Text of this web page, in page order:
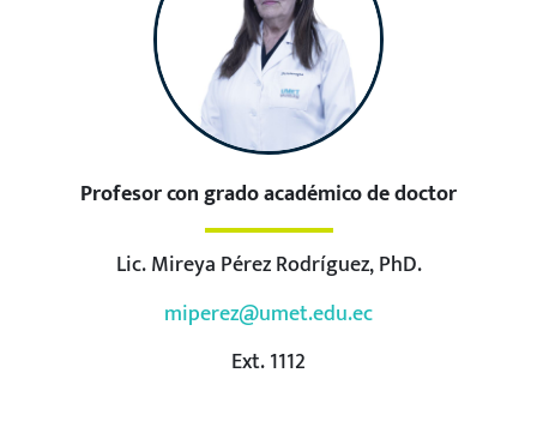
Profesor con grado académico de doctor
Lic. Mireya Pérez Rodríguez, PhD.
miperez@umet.edu.ec
Ext. 1112